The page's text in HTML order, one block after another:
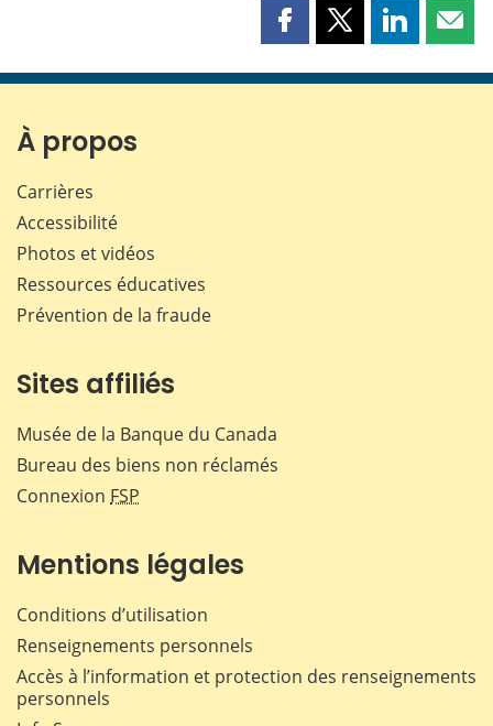
Partager
page
Partager
page
Partager
page page
À propos
Carrières
Accessibilité
Photos et vidéos
Ressources éducatives
Prévention de la fraude
Sites affiliés
Musée de la Banque du Canada
Bureau des biens non réclamés
Connexion FSP
Mentions légales
Conditions d’utilisation
Renseignements personnels
Accès à l’information et protection des renseignements
personnels